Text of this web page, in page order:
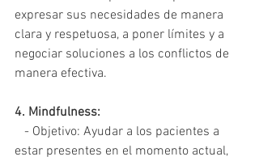
expresar sus necesidades de manera
clara y respetuosa, a poner límites y a
negociar soluciones a los conflictos de
manera efectiva.
4. Mindfulness:
estar presentes en el momento actual,